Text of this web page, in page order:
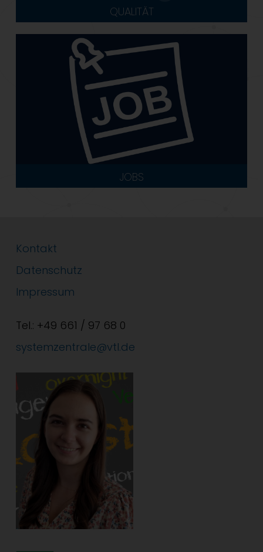
QUALITÄT
JOBS
Kontakt
Datenschutz
Impressum
Tel.: +49 661 / 97 68 0
systemzentrale@vtl.de